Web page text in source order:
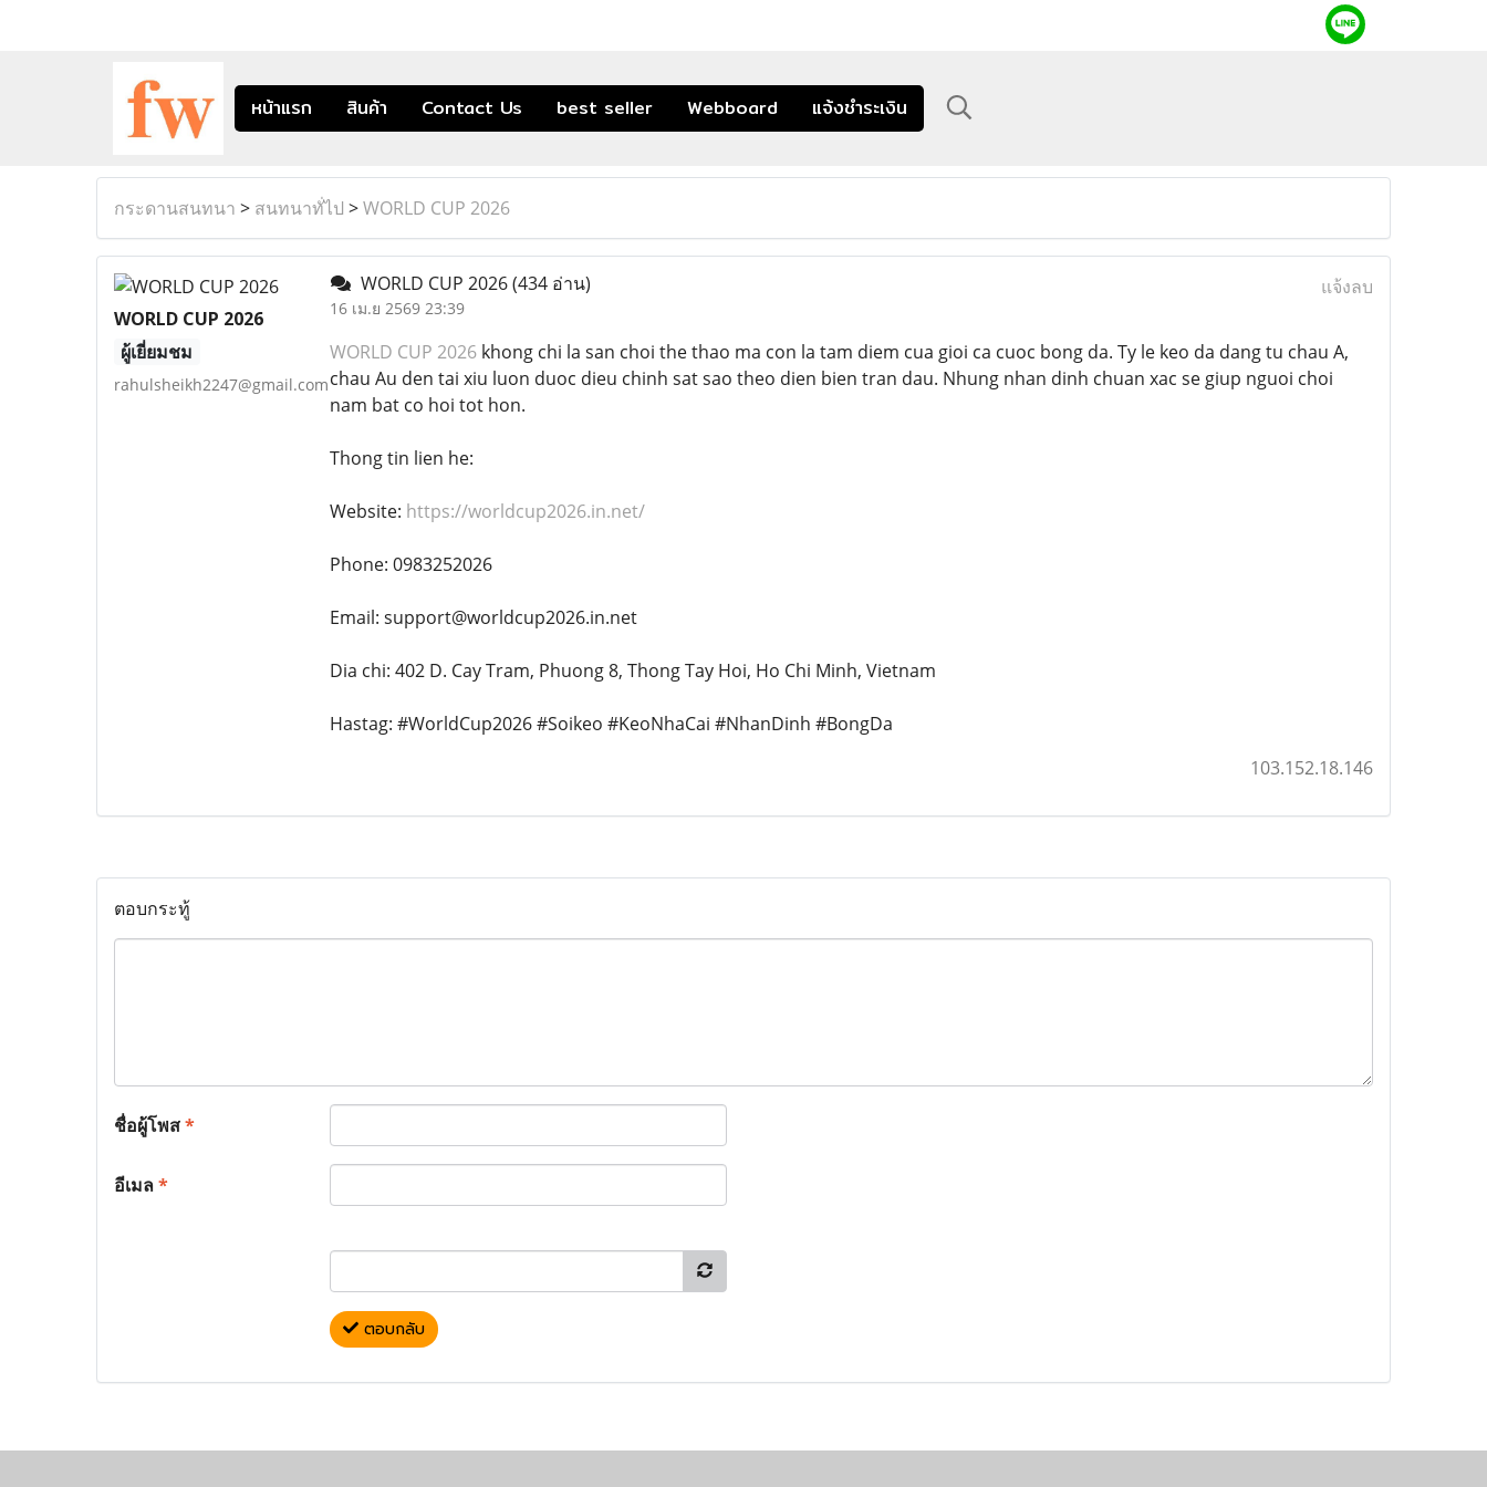
หน้าแรก สินค้า Contact Us best seller Webboard แจ้งชำระเงิน
กระดานสนทนา > สนทนาทั่ไป >WORLD CUP 2026
WORLD CUP 2026
ผู้เยี่ยมชม
rahulsheikh2247@gmail.com
WORLD CUP 2026(434 อ่าน)
16 เม.ย 2569 23:39
แจ้งลบ
WORLD CUP 2026khong chi la san choi the thao ma con la tam diem cua gioi ca cuoc bong da. Ty le keo da dang tu chau A,
chau Au den tai xiu luon duoc dieu chinh sat sao theo dien bien tran dau. Nhung nhan dinh chuan xac se giup nguoi choi
nam bat co hoi tot hon.
Thong tin lien he:
Website: https://worldcup2026.in.net/
Phone: 0983252026
Email: support@worldcup2026.in.net
Dia chi: 402 D. Cay Tram, Phuong 8, Thong Tay Hoi, Ho Chi Minh, Vietnam
Hastag: #WorldCup2026 #Soikeo #KeoNhaCai #NhanDinh #BongDa
103.152.18.146
ตอบกระทู้
ชื่อผู้โพส*
อีเมล*
ตอบกลับ